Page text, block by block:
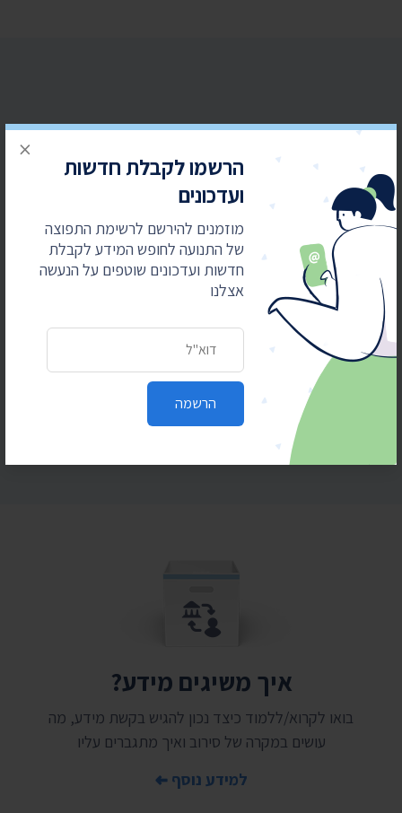
הרשמו לקבלת חדשות
ועדכונים
מוזמנים להירשם לרשימת התפוצה
של התנועה לחופש המידע לקבלת
חדשות ועדכונים שוטפים על הנעשה
אצלנו
הרשמה
×
מוזמנים להירשם לרשימת התפוצה של התנועה
לחופש המידע לקבלת חדשות ועדכונים שוטפים על
הנעשה אצלנו
כתובת דואר אלקטרוני
הרשמה
איך משיגים מידע?
בואו לקרוא/ללמוד כיצד נכון להגיש בקשת מידע, מה
עושים במקרה של סירוב ואיך מתגברים עליו
למידע נוסף